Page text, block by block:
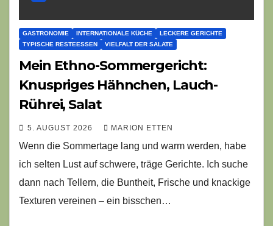
GASTRONOMIE INTERNATIONALE KÜCHE
LECKERE GERICHTE
TYPISCHE RESTEESSEN
VIELFALT DER SALATE
Mein Ethno-Sommergericht:
Knuspriges Hähnchen, Lauch-
Rührei, Salat
5. AUGUST 2026 MARION ETTEN
Wenn die Sommertage lang und warm werden, habe
ich selten Lust auf schwere, träge Gerichte. Ich suche
dann nach Tellern, die Buntheit, Frische und knackige
Texturen vereinen – ein bisschen…